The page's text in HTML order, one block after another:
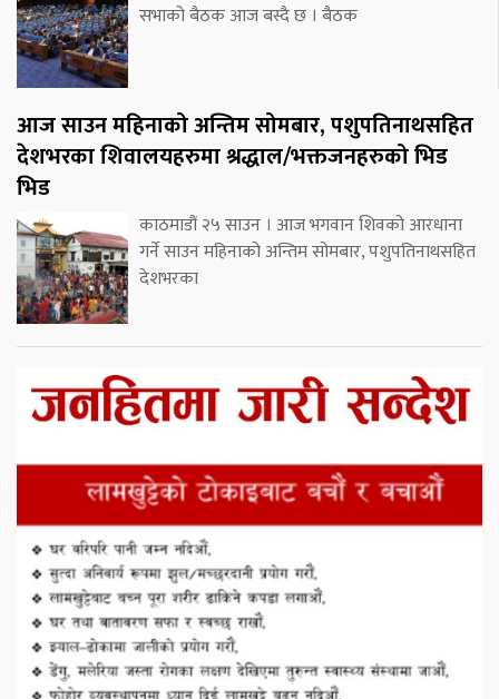
सभाको बैठक आज बस्दै छ । बैठक
आज साउन महिनाको अन्तिम सोमबार, पशुपतिनाथसहित
देशभरका शिवालयहरुमा श्रद्धाल/भक्तजनहरुको भिड
भिड
काठमाडौं २५ साउन । आज भगवान शिवको आरधाना
गर्ने साउन महिनाको अन्तिम सोमबार, पशुपतिनाथसहित
देशभरका